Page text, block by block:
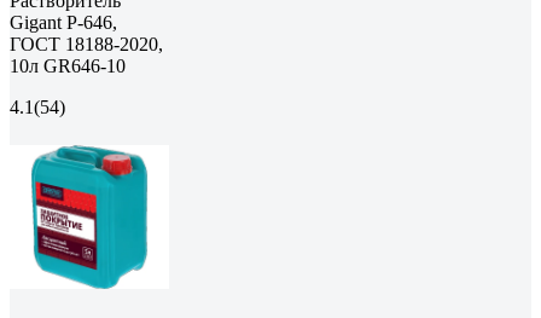
Gigant Р-646,
ГОСТ 18188-2020,
10л GR646-10
4.1(54)